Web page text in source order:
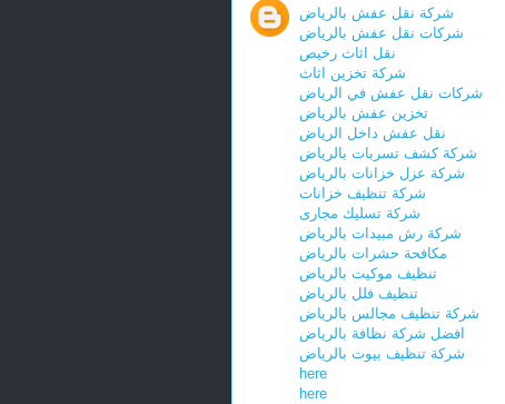
شركة نقل عفش بالرياض
شركات نقل عفش بالرياض
نقل اثاث رخيص
شركة تخزين اثاث
شركات نقل عفش في الرياض
تخزين عفش بالرياض
نقل عفش داخل الرياض
شركة كشف تسربات بالرياض
شركة عزل خزانات بالرياض
شركة تنظيف خزانات
شركة تسليك مجارى
شركة رش مبيدات بالرياض
مكافحة حشرات بالرياض
تنظيف موكيت بالرياض
تنظيف فلل بالرياض
شركة تنظيف مجالس بالرياض
افضل شركة نظافة بالرياض
شركة تنظيف بيوت بالرياض
here
here